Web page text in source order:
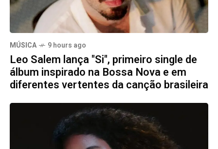
MÚSICA 9 hours ago
Leo Salem lança "Si", primeiro single de
álbum inspirado na Bossa Nova e em
diferentes vertentes da canção brasileira